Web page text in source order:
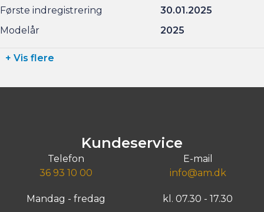
Første indregistrering
30.01.2025
Modelår
2025
+ Vis flere
Kundeservice
Telefon
36 93 10 00
E-mail
info@am.dk
Mandag - fredag kl. 07.30 - 17.30